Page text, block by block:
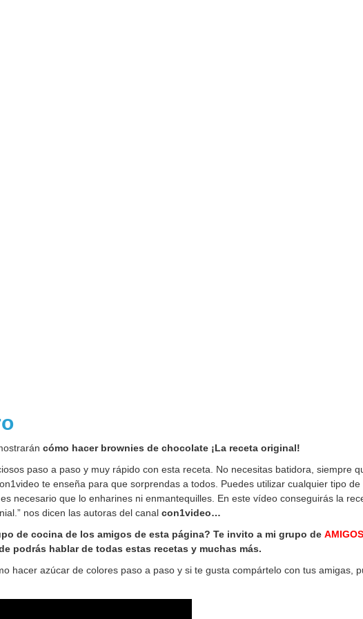
cómo hacer brownies de chocolate ¡La receta original!
paso a paso y muy rápido con esta receta. No necesitas batidora, siempre
te enseña para que sorprendas a todos. Puedes utilizar cualquier tipo
necesario que lo enharines ni enmantequilles. En este vídeo conseguirás la
nos dicen las autoras del canal con1video…
de cocina de los amigos de esta página? Te invito a mi grupo de
podrás hablar de todas estas recetas y muchas más.
hacer azúcar de colores paso a paso y si te gusta compártelo con tus amigas,